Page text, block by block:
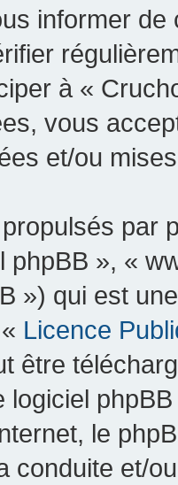
informer
à «
vous
et/ou
par
phpBB », «
») qui est
Licence
être
logiciel
le
conduite et/